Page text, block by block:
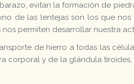
evitan la formación de
de las lentejas son los que
permiten desarrollar nuestra
de hierro a todas las
corporal y de la glándula